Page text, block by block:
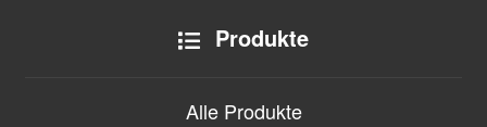
Produkte
Alle Produkte